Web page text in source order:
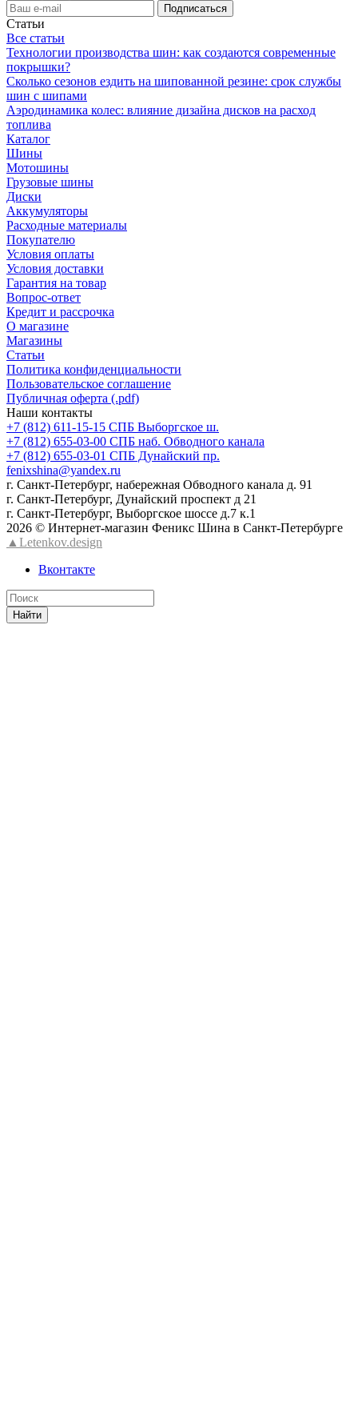
Статьи
Все статьи
Технологии производства шин: как создаются современные
покрышки?
Сколько сезонов ездить на шипованной резине: срок службы
шин с шипами
Аэродинамика колес: влияние дизайна дисков на расход
топлива
Каталог
Шины
Мотошины
Грузовые шины
Диски
Аккумуляторы
Расходные материалы
Покупателю
Условия оплаты
Условия доставки
Гарантия на товар
Вопрос-ответ
Кредит и рассрочка
О магазине
Магазины
Статьи
Политика конфиденциальности
Пользовательское соглашение
Публичная оферта (.pdf)
Наши контакты
+7 (812) 611-15-15 СПБ Выборгское ш.
+7 (812) 655-03-00 СПБ наб. Обводного канала
+7 (812) 655-03-01 СПБ Дунайский пр.
fenixshina@yandex.ru
г. Санкт-Петербург, набережная Обводного канала д. 91
г. Санкт-Петербург, Дунайский проспект д 21
г. Санкт-Петербург, Выборгское шоссе д.7 к.1
2026 © Интернет-магазин Феникс Шина в Санкт-Петербурге
▲Letenkov.design
Вконтакте
Найти